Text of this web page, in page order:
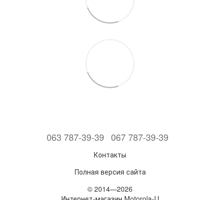
063 787-39-39 067 787-39-39
Контакты
Полная версия сайта
© 2014—2026